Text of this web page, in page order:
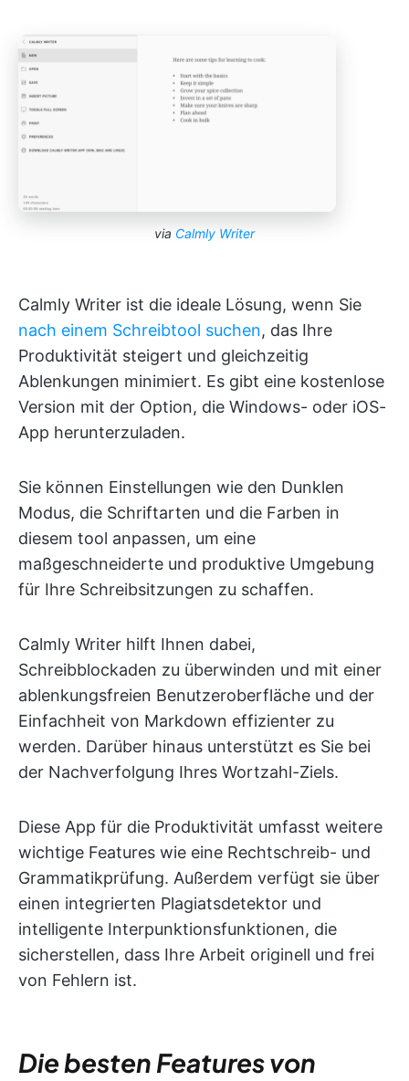
via Calmly Writer
Calmly Writer ist die ideale Lösung, wenn Sie
nach einem Schreibtool suchen, das Ihre
Produktivität steigert und gleichzeitig
Ablenkungen minimiert. Es gibt eine kostenlose
Version mit der Option, die Windows- oder iOS-
App herunterzuladen.
Sie können Einstellungen wie den Dunklen
Modus, die Schriftarten und die Farben in
diesem tool anpassen, um eine
maßgeschneiderte und produktive Umgebung
für Ihre Schreibsitzungen zu schaffen.
Calmly Writer hilft Ihnen dabei,
Schreibblockaden zu überwinden und mit einer
ablenkungsfreien Benutzeroberfläche und der
Einfachheit von Markdown effizienter zu
werden. Darüber hinaus unterstützt es Sie bei
der Nachverfolgung Ihres Wortzahl-Ziels.
Diese App für die Produktivität umfasst weitere
wichtige Features wie eine Rechtschreib- und
Grammatikprüfung. Außerdem verfügt sie über
einen integrierten Plagiatsdetektor und
intelligente Interpunktionsfunktionen, die
sicherstellen, dass Ihre Arbeit originell und frei
von Fehlern ist.
Die besten Features von